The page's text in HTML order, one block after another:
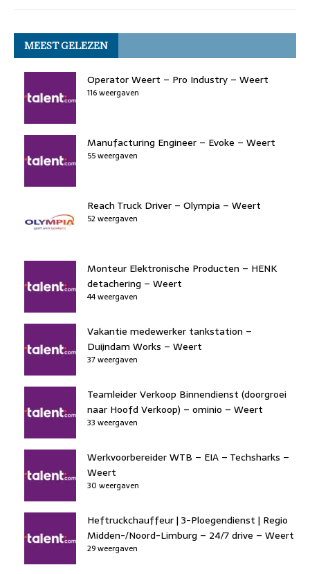
MEEST GELEZEN
Operator Weert – Pro Industry – Weert
116 weergaven
Manufacturing Engineer – Evoke – Weert
55 weergaven
Reach Truck Driver – Olympia – Weert
52 weergaven
Monteur Elektronische Producten – HENK
detachering – Weert
44 weergaven
Vakantie medewerker tankstation –
Duijndam Works – Weert
37 weergaven
Teamleider Verkoop Binnendienst (doorgroei
naar Hoofd Verkoop) – ominio – Weert
33 weergaven
Werkvoorbereider WTB – EIA – Techsharks –
Weert
30 weergaven
Heftruckchauffeur | 3-Ploegendienst | Regio
Midden-/Noord-Limburg – 24/7 drive – Weert
29 weergaven